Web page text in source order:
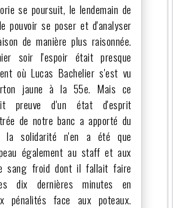
se poursuit, le lendemain de
pouvoir se poser et d'analyser
de manière plus raisonnée.
soir l'espoir était presque
où Lucas Bachelier s'est vu
jaune à la 55e. Mais ce
preuve d'un état d'esprit
de notre banc a apporté du
solidarité n'en a été que
également au staff et aux
sang froid dont il fallait faire
dix dernières minutes en
pénalités face aux poteaux.